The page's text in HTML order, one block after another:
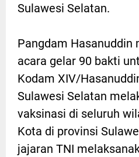
Sulawesi Selatan.
Pangdam Hasanuddin
acara gelar 90 bakti
Kodam XIV/
Sulawesi Selatan
vaksinasi di seluruh
Kota di provinsi
jajaran TNI